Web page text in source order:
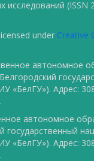
исследований (ISSN
under Creative
автономное
«БелГУ»). Адрес:
автономное
государственный
«БелГУ»). Адрес: